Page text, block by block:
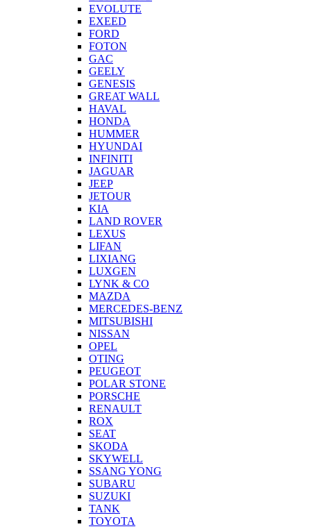
EVOLUTE
EXEED
FORD
FOTON
GAC
GEELY
GENESIS
GREAT WALL
HAVAL
HONDA
HUMMER
HYUNDAI
INFINITI
JAGUAR
JEEP
JETOUR
KIA
LAND ROVER
LEXUS
LIFAN
LIXIANG
LUXGEN
LYNK & CO
MAZDA
MERCEDES-BENZ
MITSUBISHI
NISSAN
OPEL
OTING
PEUGEOT
POLAR STONE
PORSCHE
RENAULT
ROX
SEAT
SKODA
SKYWELL
SSANG YONG
SUBARU
SUZUKI
TANK
TOYOTA